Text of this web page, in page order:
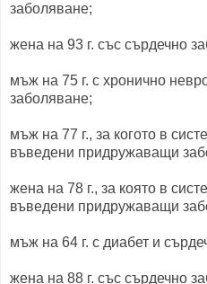
заболяване;
жена на 93 г. със сърдечно
мъж на 75 г. с хронично
заболяване;
мъж на 77 г., за когото в
въведени придружаващи
жена на 78 г., за която в
въведени придружаващи
мъж на 64 г. с диабет и
жена на 88 г. със сърдечно